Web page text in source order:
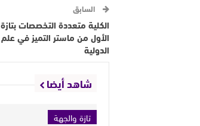
السابق
الكلية متعددة التخصصات
الأول من ماستر التميز في
الدولية
شاهد أيضا
تازة والجهة